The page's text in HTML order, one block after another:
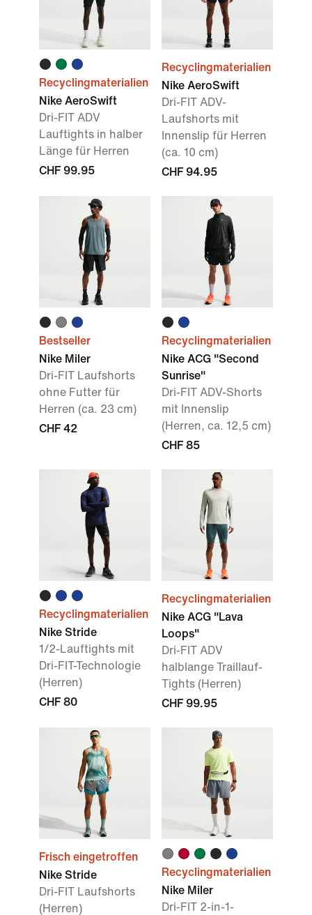
Recyclingmaterialien
Nike AeroSwift
Dri-FIT ADV
Lauftights in halber
Länge für Herren
CHF 99.95
Recyclingmaterialien
Nike AeroSwift
Dri-FIT ADV-
Laufshorts mit
Innenslip für Herren
(ca. 10 cm)
CHF 94.95
Bestseller
Nike Miler
Dri-FIT Laufshorts
ohne Futter für
Herren (ca. 23 cm)
CHF 42
Recyclingmaterialien
Nike ACG "Second
Sunrise"
Dri-FIT ADV-Shorts
mit Innenslip
(Herren, ca. 12,5 cm)
CHF 85
Recyclingmaterialien
Nike Stride
1/2-Lauftights mit
Dri-FIT-Technologie
(Herren)
CHF 80
Recyclingmaterialien
Nike ACG "Lava
Loops"
Dri-FIT ADV
halblange Traillauf-
Tights (Herren)
CHF 99.95
Frisch eingetroffen
Nike Stride
Dri-FIT Laufshorts
(Herren)
Recyclingmaterialien
Nike Miler
Dri-FIT 2-in-1-